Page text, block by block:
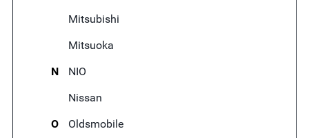
Mitsubishi
Mitsuoka
N
NIO
Nissan
O
Oldsmobile